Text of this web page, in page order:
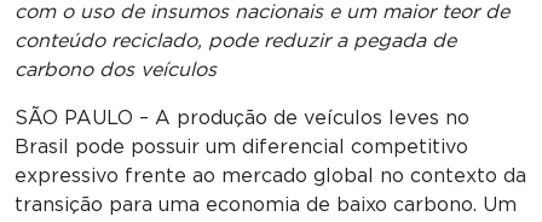
com o uso de insumos nacionais e um maior teor de
conteúdo reciclado, pode reduzir a pegada de
carbono dos veículos
SÃO PAULO – A produção de veículos leves no
Brasil pode possuir um diferencial competitivo
expressivo frente ao mercado global no contexto da
transição para uma economia de baixo carbono. Um